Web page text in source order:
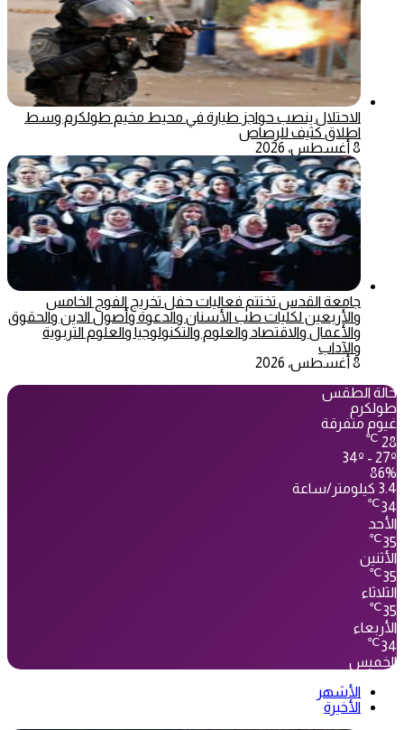
الاحتلال ينصب حواجز طيارة في محيط مخيم طولكرم وسط
اطلاق كثيف للرصاص
8 أغسطس، 2026
جامعة القدس تختتم فعاليات حفل تخريج الفوج الخامس
والأربعين لكليات طب الأسنان والدعوة وأصول الدين والحقوق
والأعمال والاقتصاد والعلوم والتكنولوجيا والعلوم التربوية
والآداب
8 أغسطس، 2026
حالة الطقس
طولكرم
غيوم متفرقة
28
℃
34º - 27º
86%
3.4 كيلومتر/ساعة
34
℃
الأحد
35
℃
الأثنين
35
℃
الثلاثاء
35
℃
الأربعاء
34
℃
الخميس
الأشهر
الأخيرة